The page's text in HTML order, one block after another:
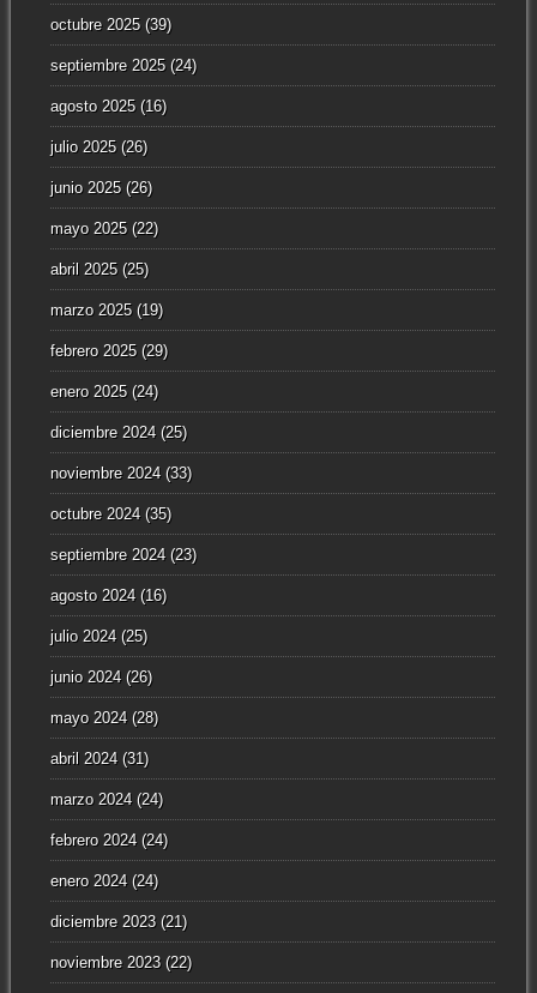
octubre 2025(39)
septiembre 2025(24)
agosto 2025(16)
julio 2025(26)
junio 2025(26)
mayo 2025(22)
abril 2025(25)
marzo 2025(19)
febrero 2025(29)
enero 2025(24)
diciembre 2024(25)
noviembre 2024(33)
octubre 2024(35)
septiembre 2024(23)
agosto 2024(16)
julio 2024(25)
junio 2024(26)
mayo 2024(28)
abril 2024(31)
marzo 2024(24)
febrero 2024(24)
enero 2024(24)
diciembre 2023(21)
noviembre 2023(22)